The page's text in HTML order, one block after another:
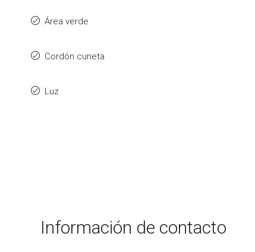
Área verde
Cordón cuneta
Luz
Información de contacto